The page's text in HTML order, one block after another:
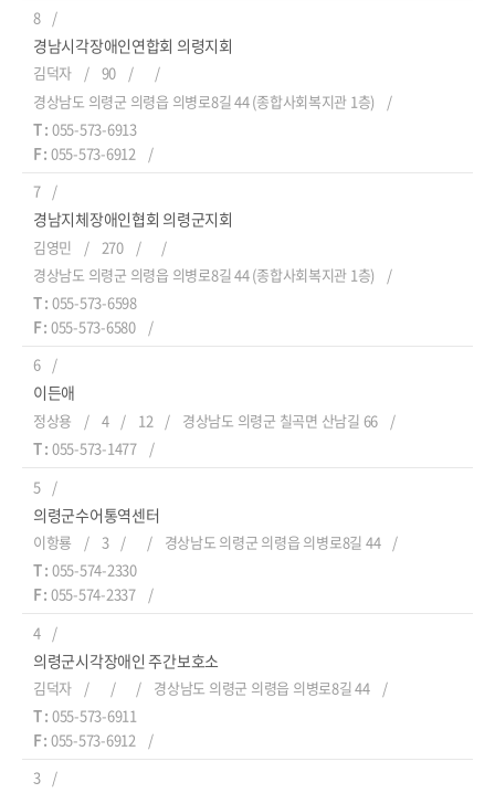
8
경남시각장애인연합회 의령지회
김덕자
90
경상남도 의령군 의령읍 의병로8길 44 (종합사회복지관 1층)
T : 055-573-6913
F : 055-573-6912
7
경남지체장애인협회 의령군지회
김영민
270
경상남도 의령군 의령읍 의병로8길 44 (종합사회복지관 1층)
T : 055-573-6598
F : 055-573-6580
6
이든애
정상용 4 12
경상남도 의령군 칠곡면 산남길 66
T : 055-573-1477
5
의령군수어통역센터
이항룡 3
경상남도 의령군 의령읍 의병로8길 44
T : 055-574-2330
F : 055-574-2337
4
의령군시각장애인 주간보호소
김덕자
경상남도 의령군 의령읍 의병로8길 44
T : 055-573-6911
F : 055-573-6912
3